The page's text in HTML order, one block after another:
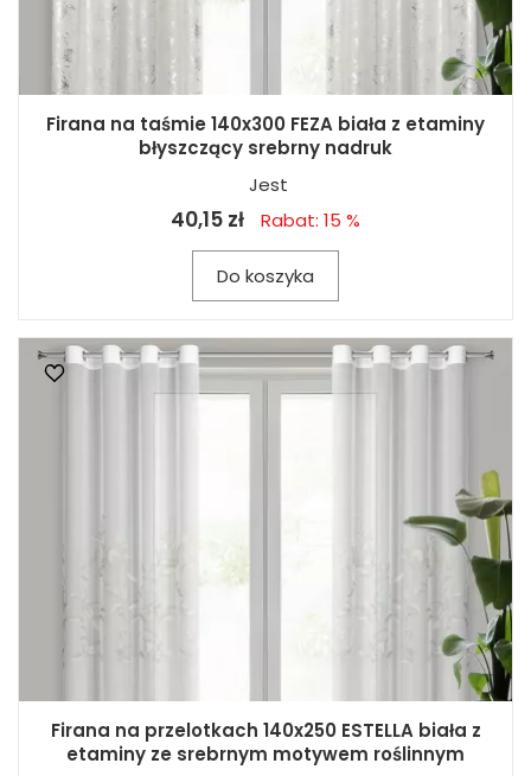
Firana na taśmie 140x300 FEZA biała z etaminy
błyszczący srebrny nadruk
Jest
40,15 zł Rabat: 15 %
Do koszyka
Firana na przelotkach 140x250 ESTELLA biała z
etaminy ze srebrnym motywem roślinnym